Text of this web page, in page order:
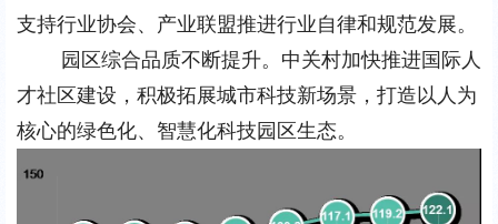
支持行业协会、产业联盟推进行业自律和规范发展。
园区综合品质不断提升。中关村加快推进国际人
才社区建设，积极拓展城市科技新场景，打造以人为
核心的绿色化、智慧化科技园区生态。